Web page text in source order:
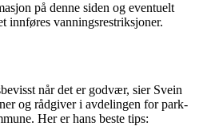
på denne siden og eventuelt
innføres vanningsrestriksjoner.
når det er godvær, sier Svein
og rådgiver i avdelingen for park-
Her er hans beste tips: